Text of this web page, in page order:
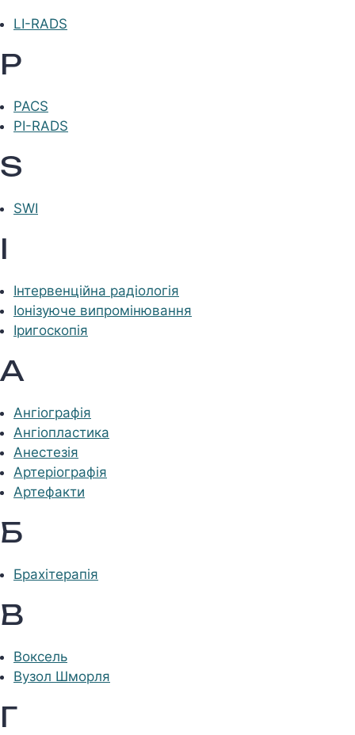
LI-RADS
P
PACS
PI-RADS
S
SWI
І
Інтервенційна радіологія
Іонізуюче випромінювання
Іригоскопія
А
Ангіографія
Ангіопластика
Анестезія
Артеріографія
Артефакти
Б
Брахітерапія
В
Воксель
Вузол Шморля
Г